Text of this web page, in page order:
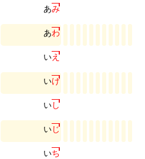
あみ
あわ
いえ
いけ
いし
いじ
いち